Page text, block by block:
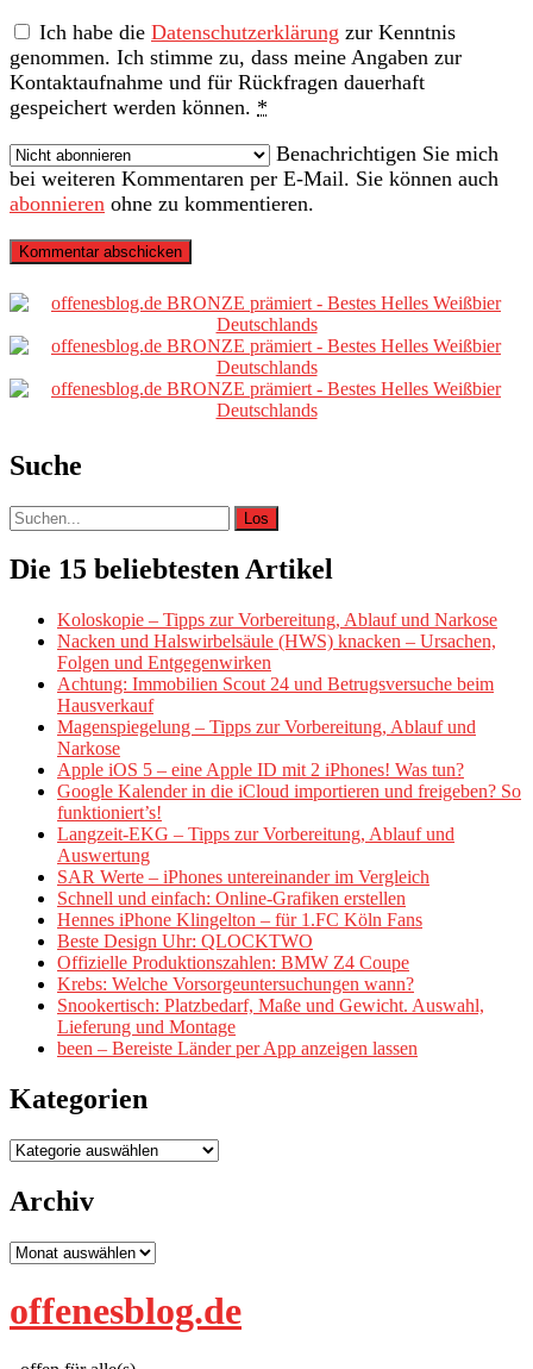
Ich habe die Datenschutzerklärung zur Kenntnis
genommen. Ich stimme zu, dass meine Angaben zur
Kontaktaufnahme und für Rückfragen dauerhaft
gespeichert werden können. *
Benachrichtigen Sie mich
bei weiteren Kommentaren per E-Mail. Sie können auch
abonnieren ohne zu kommentieren.
Primäre
Sidebar
Suche
Suche
nach:
Die 15 beliebtesten Artikel
Koloskopie – Tipps zur Vorbereitung, Ablauf und Narkose
Nacken und Halswirbelsäule (HWS) knacken – Ursachen,
Folgen und Entgegenwirken
Achtung: Immobilien Scout 24 und Betrugsversuche beim
Hausverkauf
Magenspiegelung – Tipps zur Vorbereitung, Ablauf und
Narkose
Apple iOS 5 – eine Apple ID mit 2 iPhones! Was tun?
Google Kalender in die iCloud importieren und freigeben? So
funktioniert’s!
Langzeit-EKG – Tipps zur Vorbereitung, Ablauf und
Auswertung
SAR Werte – iPhones untereinander im Vergleich
Schnell und einfach: Online-Grafiken erstellen
Hennes iPhone Klingelton – für 1.FC Köln Fans
Beste Design Uhr: QLOCKTWO
Offizielle Produktionszahlen: BMW Z4 Coupe
Krebs: Welche Vorsorgeuntersuchungen wann?
Snookertisch: Platzbedarf, Maße und Gewicht. Auswahl,
Lieferung und Montage
been – Bereiste Länder per App anzeigen lassen
Kategorien
Kategorien
Archiv
Archiv
offenesblog.de